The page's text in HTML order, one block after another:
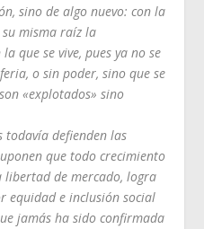
sino de algo nuevo: con la
misma raíz la
que se vive, pues ya no se
o sin poder, sino que se
«explotados» sino
todavía defienden las
que todo crecimiento
libertad de mercado, logra
equidad e inclusión social
jamás ha sido confirmada